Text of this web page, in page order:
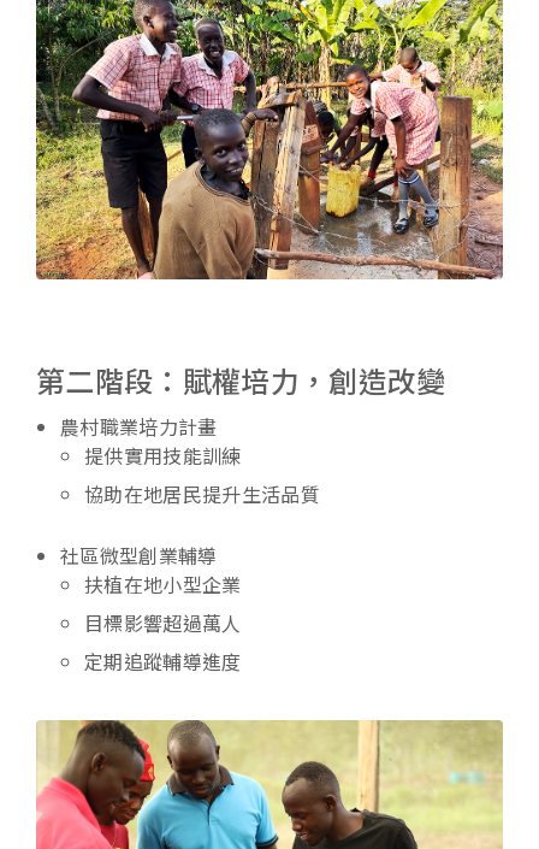
第二階段：賦權培力，創造改變
農村職業培力計畫
提供實用技能訓練
協助在地居民提升生活品質
社區微型創業輔導
扶植在地小型企業
目標影響超過萬人
定期追蹤輔導進度